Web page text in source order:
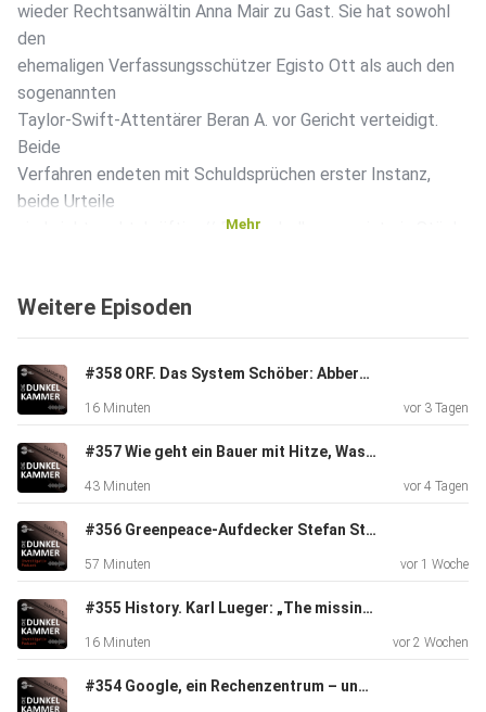
wieder Rechtsanwältin Anna Mair zu Gast. Sie hat sowohl
den
ehemaligen Verfassungsschützer Egisto Ott als auch den
sogenannten
Taylor-Swift-Attentärer Beran A. vor Gericht verteidigt.
Beide
Verfahren endeten mit Schuldsprüchen erster Instanz,
beide Urteile
sind nicht rechtskräftig. // Die Dunkelkammer ist ein Stück
https://steady.page/de/die-dunkelkammer/about Vielen
Michael Nikbakhsh im Namen des Dunkelkammer-Teams
Mehr
Weitere Episoden
#358 ORF. Das System Schöber: Abberufen
16 Minuten vor 3 Tagen
#357 Wie geht ein Bauer mit Hitze, Wassernot, Ernteausfällen um?
43 Minuten vor 4 Tagen
#356 Greenpeace-Aufdecker Stefan Stadler über den burgenländischen Asbest-Skandal
57 Minuten vor 1 Woche
#355 History. Karl Lueger: „The missing image“
16 Minuten vor 2 Wochen
#354 Google, ein Rechenzentrum – und (keine) Politik